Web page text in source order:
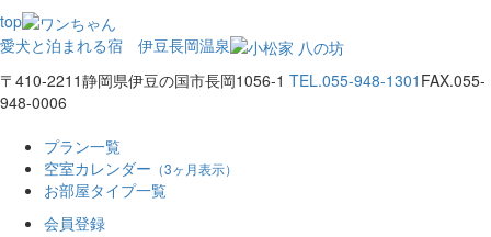
top
愛犬と泊まれる宿 伊豆長岡温泉
〒410-2211静岡県伊豆の国市長岡1056-1 TEL.055-948-1301 FAX.055-
948-0006
プラン一覧
空室カレンダー （3ヶ月表示）
お部屋タイプ一覧
会員登録